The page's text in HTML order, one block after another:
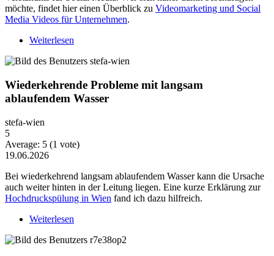
möchte, findet hier einen Überblick zu Videomarketing und Social
Media Videos für Unternehmen.
Weiterlesen
Wiederkehrende Probleme mit langsam
ablaufendem Wasser
stefa-wien
5
Average: 5 (1 vote)
19.06.2026
Bei wiederkehrend langsam ablaufendem Wasser kann die Ursache
auch weiter hinten in der Leitung liegen. Eine kurze Erklärung zur
Hochdruckspülung in Wien fand ich dazu hilfreich.
Weiterlesen